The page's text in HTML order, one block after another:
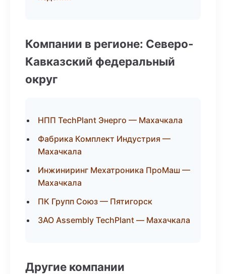
Компании в регионе: Северо-
Кавказский федеральный
округ
НПП TechPlant Энерго — Махачкала
Фабрика Комплект Индустрия —
Махачкала
Инжиниринг Мехатроника ПроМаш —
Махачкала
ПК Групп Союз — Пятигорск
ЗАО Assembly TechPlant — Махачкала
Другие компании